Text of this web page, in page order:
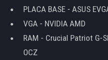
PLACA BASE - ASUS
VGA - NVIDIA AMD
RAM - Crucial Patriot G-
OCZ